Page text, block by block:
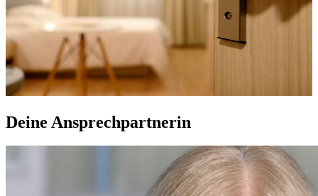
Deine Ansprechpartnerin